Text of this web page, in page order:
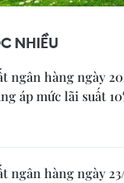
NHIỀU
ngân hàng ngày
áp mức lãi suất
ngân hàng ngày